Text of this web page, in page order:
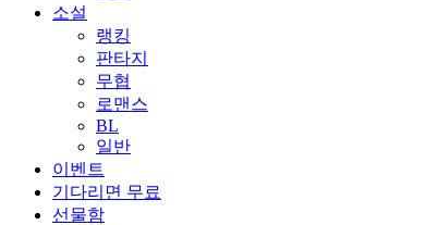
소설
랭킹
판타지
무협
로맨스
BL
일반
이벤트
기다리면 무료
선물함